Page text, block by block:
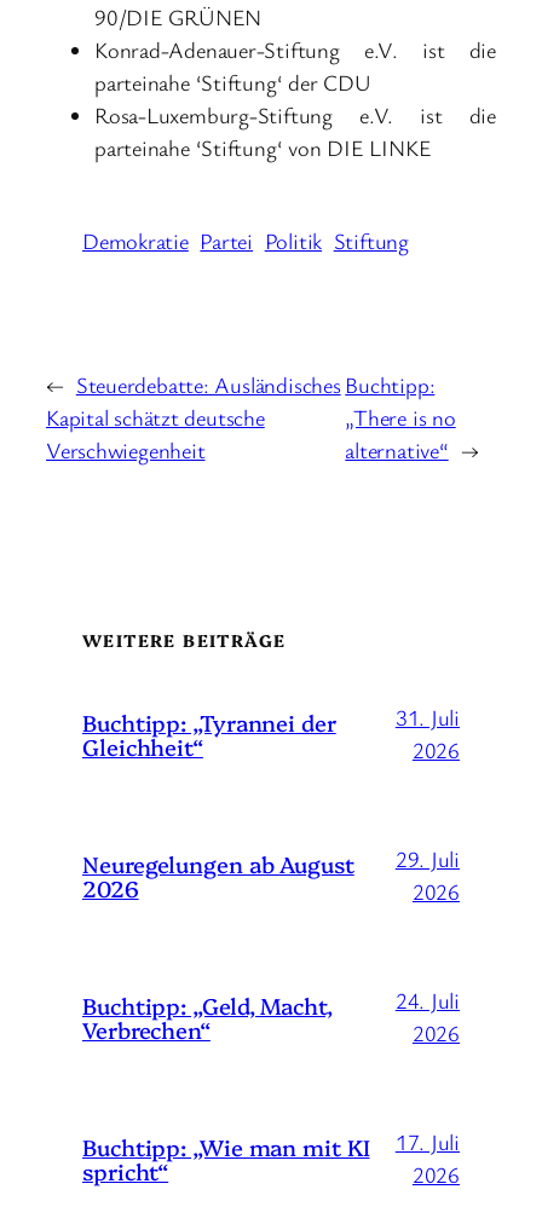
90/DIE GRÜNEN
Konrad-Adenauer-Stiftung e.V. ist die
parteinahe ‘Stiftung‘ der CDU
Rosa-Luxemburg-Stiftung e.V. ist die
parteinahe ‘Stiftung‘ von DIE LINKE
Demokratie Partei Politik Stiftung
← Steuerdebatte: Ausländisches
Kapital schätzt deutsche
Verschwiegenheit
Buchtipp:
„There is no
alternative“ →
WEITERE BEITRÄGE
Buchtipp: „Tyrannei der
Gleichheit“
31. Juli
2026
Neuregelungen ab August
2026
29. Juli
2026
Buchtipp: „Geld, Macht,
Verbrechen“
24. Juli
2026
Buchtipp: „Wie man mit KI
spricht“
17. Juli
2026